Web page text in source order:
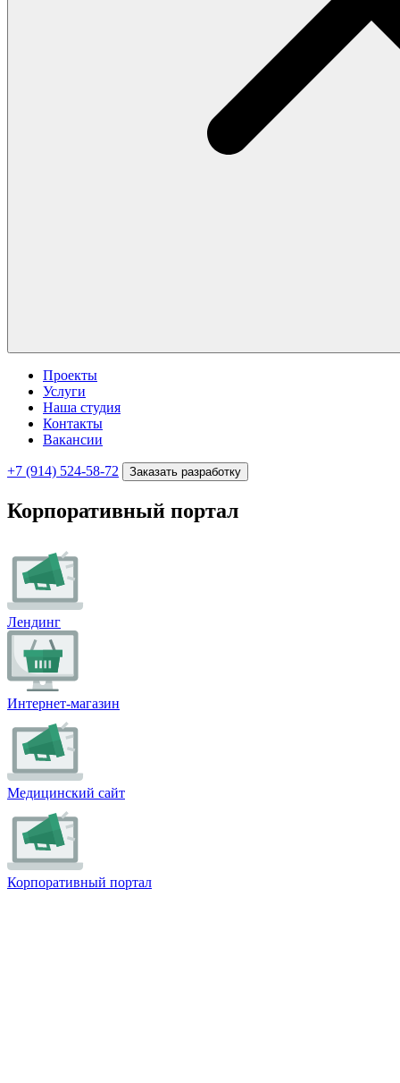
Проекты
Услуги
Наша студия
Контакты
Вакансии
+7 (914) 524-58-72 Заказать разработку
Корпоративный портал
Лендинг
Интернет-магазин
Медицинский сайт
Корпоративный портал